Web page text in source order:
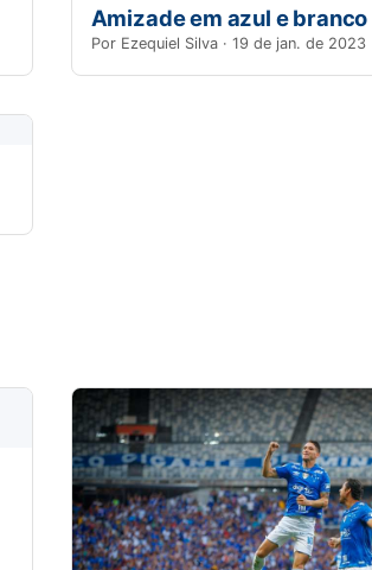
Amizade em azul e branco
Por Ezequiel Silva · 19 de jan. de 2023